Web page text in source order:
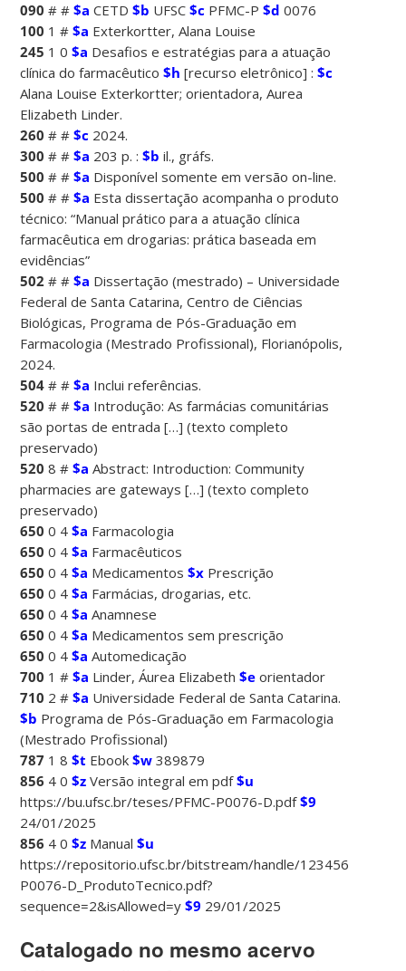
090 # #$a CETD$b UFSC$c PFMC-P$d 0076
100 1 #$a Exterkortter, Alana Louise
245 1 0$a Desafios e estratégias para a atuação
clínica do farmacêutico$h [recurso eletrônico] :$c
Alana Louise Exterkortter; orientadora, Aurea
Elizabeth Linder.
260 # #$c 2024.
300 # #$a 203 p. :$b il., gráfs.
500 # #$a Disponível somente em versão on-line.
500 # #$a Esta dissertação acompanha o produto
técnico: “Manual prático para a atuação clínica
farmacêutica em drogarias: prática baseada em
evidências”
502 # #$a Dissertação (mestrado) – Universidade
Federal de Santa Catarina, Centro de Ciências
Biológicas, Programa de Pós-Graduação em
Farmacologia (Mestrado Profissional), Florianópolis,
2024.
504 # #$a Inclui referências.
520 # #$a Introdução: As farmácias comunitárias
são portas de entrada […] (texto completo
preservado)
520 8 #$a Abstract: Introduction: Community
pharmacies are gateways […] (texto completo
preservado)
650 0 4$a Farmacologia
650 0 4$a Farmacêuticos
650 0 4$a Medicamentos$x Prescrição
650 0 4$a Farmácias, drogarias, etc.
650 0 4$a Anamnese
650 0 4$a Medicamentos sem prescrição
650 0 4$a Automedicação
700 1 #$a Linder, Áurea Elizabeth$e orientador
710 2 #$a Universidade Federal de Santa Catarina.
$b Programa de Pós-Graduação em Farmacologia
(Mestrado Profissional)
787 1 8$t Ebook$w 389879
856 4 0$z Versão integral em pdf$u
https://bu.ufsc.br/teses/PFMC-P0076-D.pdf$9
24/01/2025
856 4 0$z Manual$u
https://repositorio.ufsc.br/bitstream/handle/123456789/
P0076-D_ProdutoTecnico.pdf?
sequence=2&isAllowed=y$9 29/01/2025
Catalogado no mesmo acervo